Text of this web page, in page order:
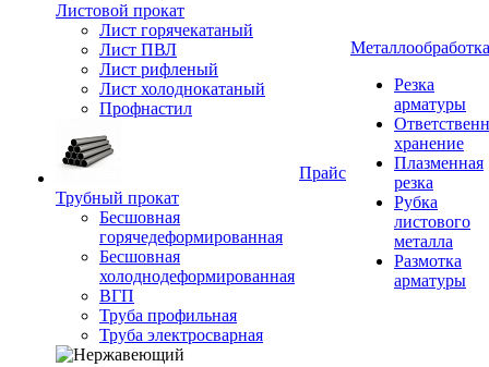
Листовой прокат
Лист горячекатаный
Лист ПВЛ
Лист рифленый
Лист холоднокатаный
Профнастил
Трубный прокат
Бесшовная
горячедеформированная
Бесшовная
холоднодеформированная
ВГП
Труба профильная
Труба электросварная
Прайс
Металлообработка
Резка
арматуры
хранение
Плазменная
резка
Рубка
листового
металла
Размотка
арматуры